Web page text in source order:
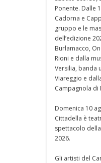
Ponente. Dalle
Cadorna e
gruppo e le
dell’edizione
Burlamacco,
Rioni e dalla
Versilia, banda
Viareggio e
Campagnola di
Domenica 10
Cittadella è
spettacolo
2026.
Gli artisti del